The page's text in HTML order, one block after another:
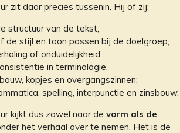
zit daar precies tussenin. Hij of zij:
structuur van de tekst;
de stijl en toon passen bij de doelgroep;
of onduidelijkheid;
in terminologie,
kopjes en overgangszinnen;
spelling, interpunctie en zinsbouw.
kijkt dus zowel naar de vorm als de
het verhaal over te nemen. Het is de